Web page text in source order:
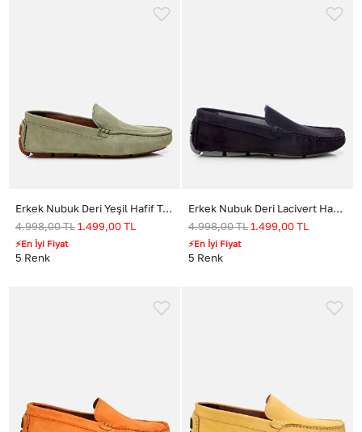
Erkek Nubuk Deri Yeşil Hafif Tabanlı Günlük Loafer
4.998,00TL 1.499,00 TL
⚡En İyi Fiyat
5 Renk
Erkek Nubuk Deri Lacivert Hafif Tabanlı Günlük Loafer
4.998,00TL1.499,00 TL
⚡En İyi Fiyat
5 Renk